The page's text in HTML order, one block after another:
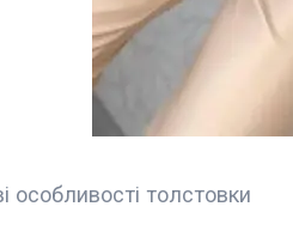
особливості толстовки